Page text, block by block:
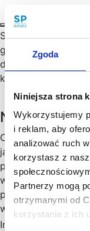
Zgoda
Niniejsza strona
Wykorzystujemy
i reklam, aby
analizować ruch
korzystasz z
Partnerzy mogą
otrzymanymi od
korzystania z ich
Spółka akcyjna to
gospodarczej,
dużych
kapitał
Newsletter
Chętny, chętna na
jak wesprzeć
podatki,
wysyłamy
praktyce i ważne
wpływ na Twoj
Imię